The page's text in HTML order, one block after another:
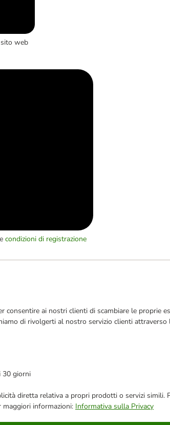
web
condizioni di registrazione
consentire ai nostri clienti di scambiare le proprie
di rivolgerti al nostro servizio clienti attraverso
30 giorni
diretta relativa a propri prodotti o servizi
informazioni: Informativa sulla Privacy